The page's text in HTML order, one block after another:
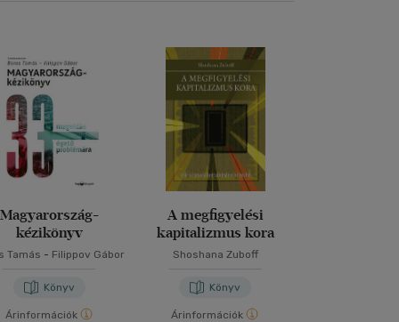
Magyarország-
kézikönyv
Tamás - Filippov Gábor
Könyv
Árinformációk
A megfigyelési
kapitalizmus kora
Shoshana Zuboff
Könyv
Árinformációk